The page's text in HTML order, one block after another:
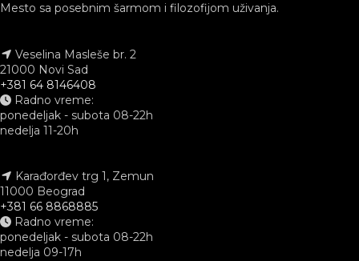
Mesto sa posebnim šarmom i filozofijom uživanja.
Veselina Masleše br. 2
21000 Novi Sad
+381 64 8146408
Radno vreme:
ponedeljak - subota 08-22h
nedelja 11-20h
Karađorđev trg 1, Zemun
11000 Beograd
+381 66 8868885
Radno vreme:
ponedeljak - subota 08-22h
nedelja 09-17h